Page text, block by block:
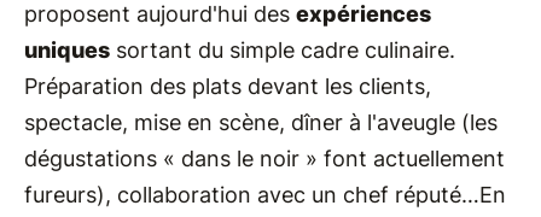
proposent aujourd'hui des expériences
uniques sortant du simple cadre culinaire.
Préparation des plats devant les clients,
spectacle, mise en scène, dîner à l'aveugle (les
dégustations « dans le noir » font actuellement
fureurs), collaboration avec un chef réputé…En